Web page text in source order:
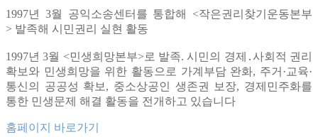
1997년 3월 공익소송센터를 통합해 <작은권리찾기운동본부
> 발족해 시민권리 실현 활동
1997년 3월 <민생희망본부>로 발족. 시민의 경제․사회적 권리
확보와 민생희망을 위한 활동으로 가계부담 완화, 주거·교육·
통신의 공공성 확보, 중소상공인 생존권 보장, 경제민주화를
통한 민생문제 해결 활동을 전개하고 있습니다
홈페이지 바로가기